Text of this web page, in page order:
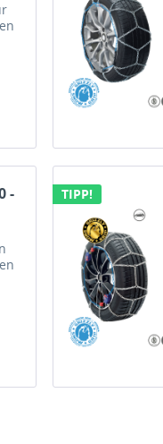
-
TIPP!